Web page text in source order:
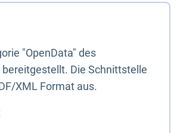
"OpenData" des
Die Schnittstelle
XML Format aus.